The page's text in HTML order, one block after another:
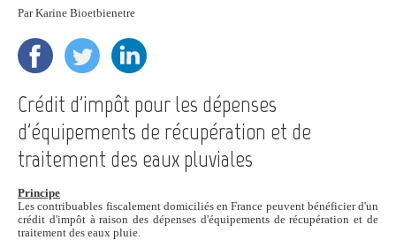
ParKarine Bioetbienetre
Crédit d'impôt pour les dépenses
d'équipements de récupération et de
traitement des eaux pluviales
Principe
Les contribuables fiscalement domiciliés en France peuvent bénéficier d'un
crédit d'impôt à raison des dépenses d'équipements de récupération et de
traitement des eaux pluie.